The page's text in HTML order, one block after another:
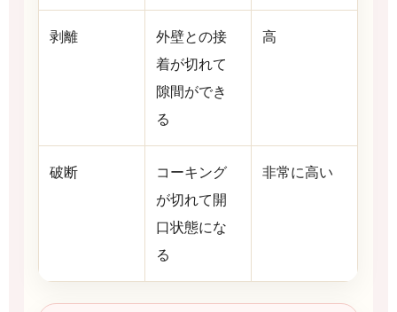
剥離
外壁との接
着が切れて
隙間ができ
る
高
破断
コーキング
が切れて開
口状態にな
る
非常に高い